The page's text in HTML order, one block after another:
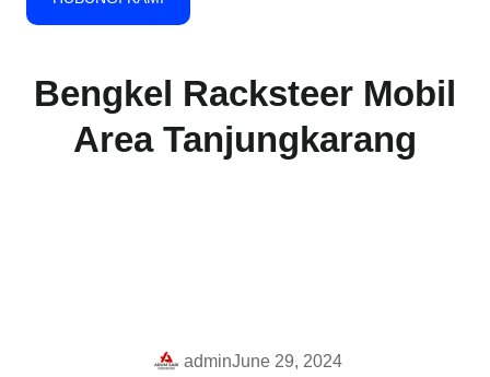
Bengkel Racksteer Mobil
Area Tanjungkarang
adminJune 29, 2024